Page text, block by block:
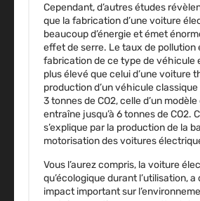
Cependant, d’autres études
que la fabrication d’une voiture
beaucoup d’énergie et émet
effet de serre. Le taux de pollution
fabrication de ce type de véhicule
plus élevé que celui d’une voiture
production d’un véhicule
3 tonnes de CO2, celle d’un
entraîne jusqu’à 6 tonnes de CO2.
s’explique par la production de la
motorisation des voitures
Vous l’aurez compris, la voiture
qu’écologique durant l’utilisation, a
impact important sur